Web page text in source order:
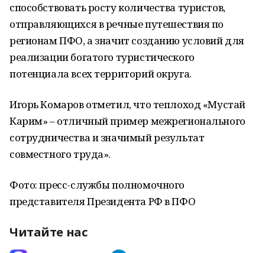
способствовать росту количества туристов,
отправляющихся в речные путешествия по
регионам ПФО, а значит созданию условий для
реализации богатого туристического
потенциала всех территорий округа.
Игорь Комаров отметил, что теплоход «Мустай
Карим» – отличный пример межрегионального
сотрудничества и значимый результат
совместного труда».
Фото: пресс-службы полномочного
представителя Президента РФ в ПФО
Читайте нас